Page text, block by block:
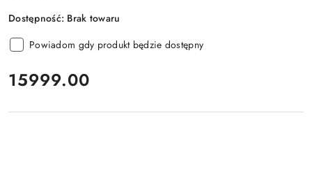
Dostępność: Brak towaru
Powiadom gdy produkt będzie dostępny
cena:
15999.00